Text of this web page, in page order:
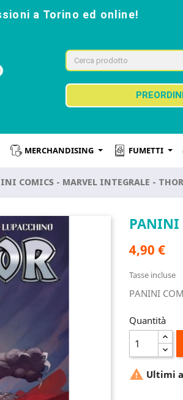
a Torino ed online!
MERCHANDISING FUMETTI
COMICS - MARVEL INTEGRALE -
PANINI
4,90 €
Tasse incluse
PANINI
Quantità
 Ultimi